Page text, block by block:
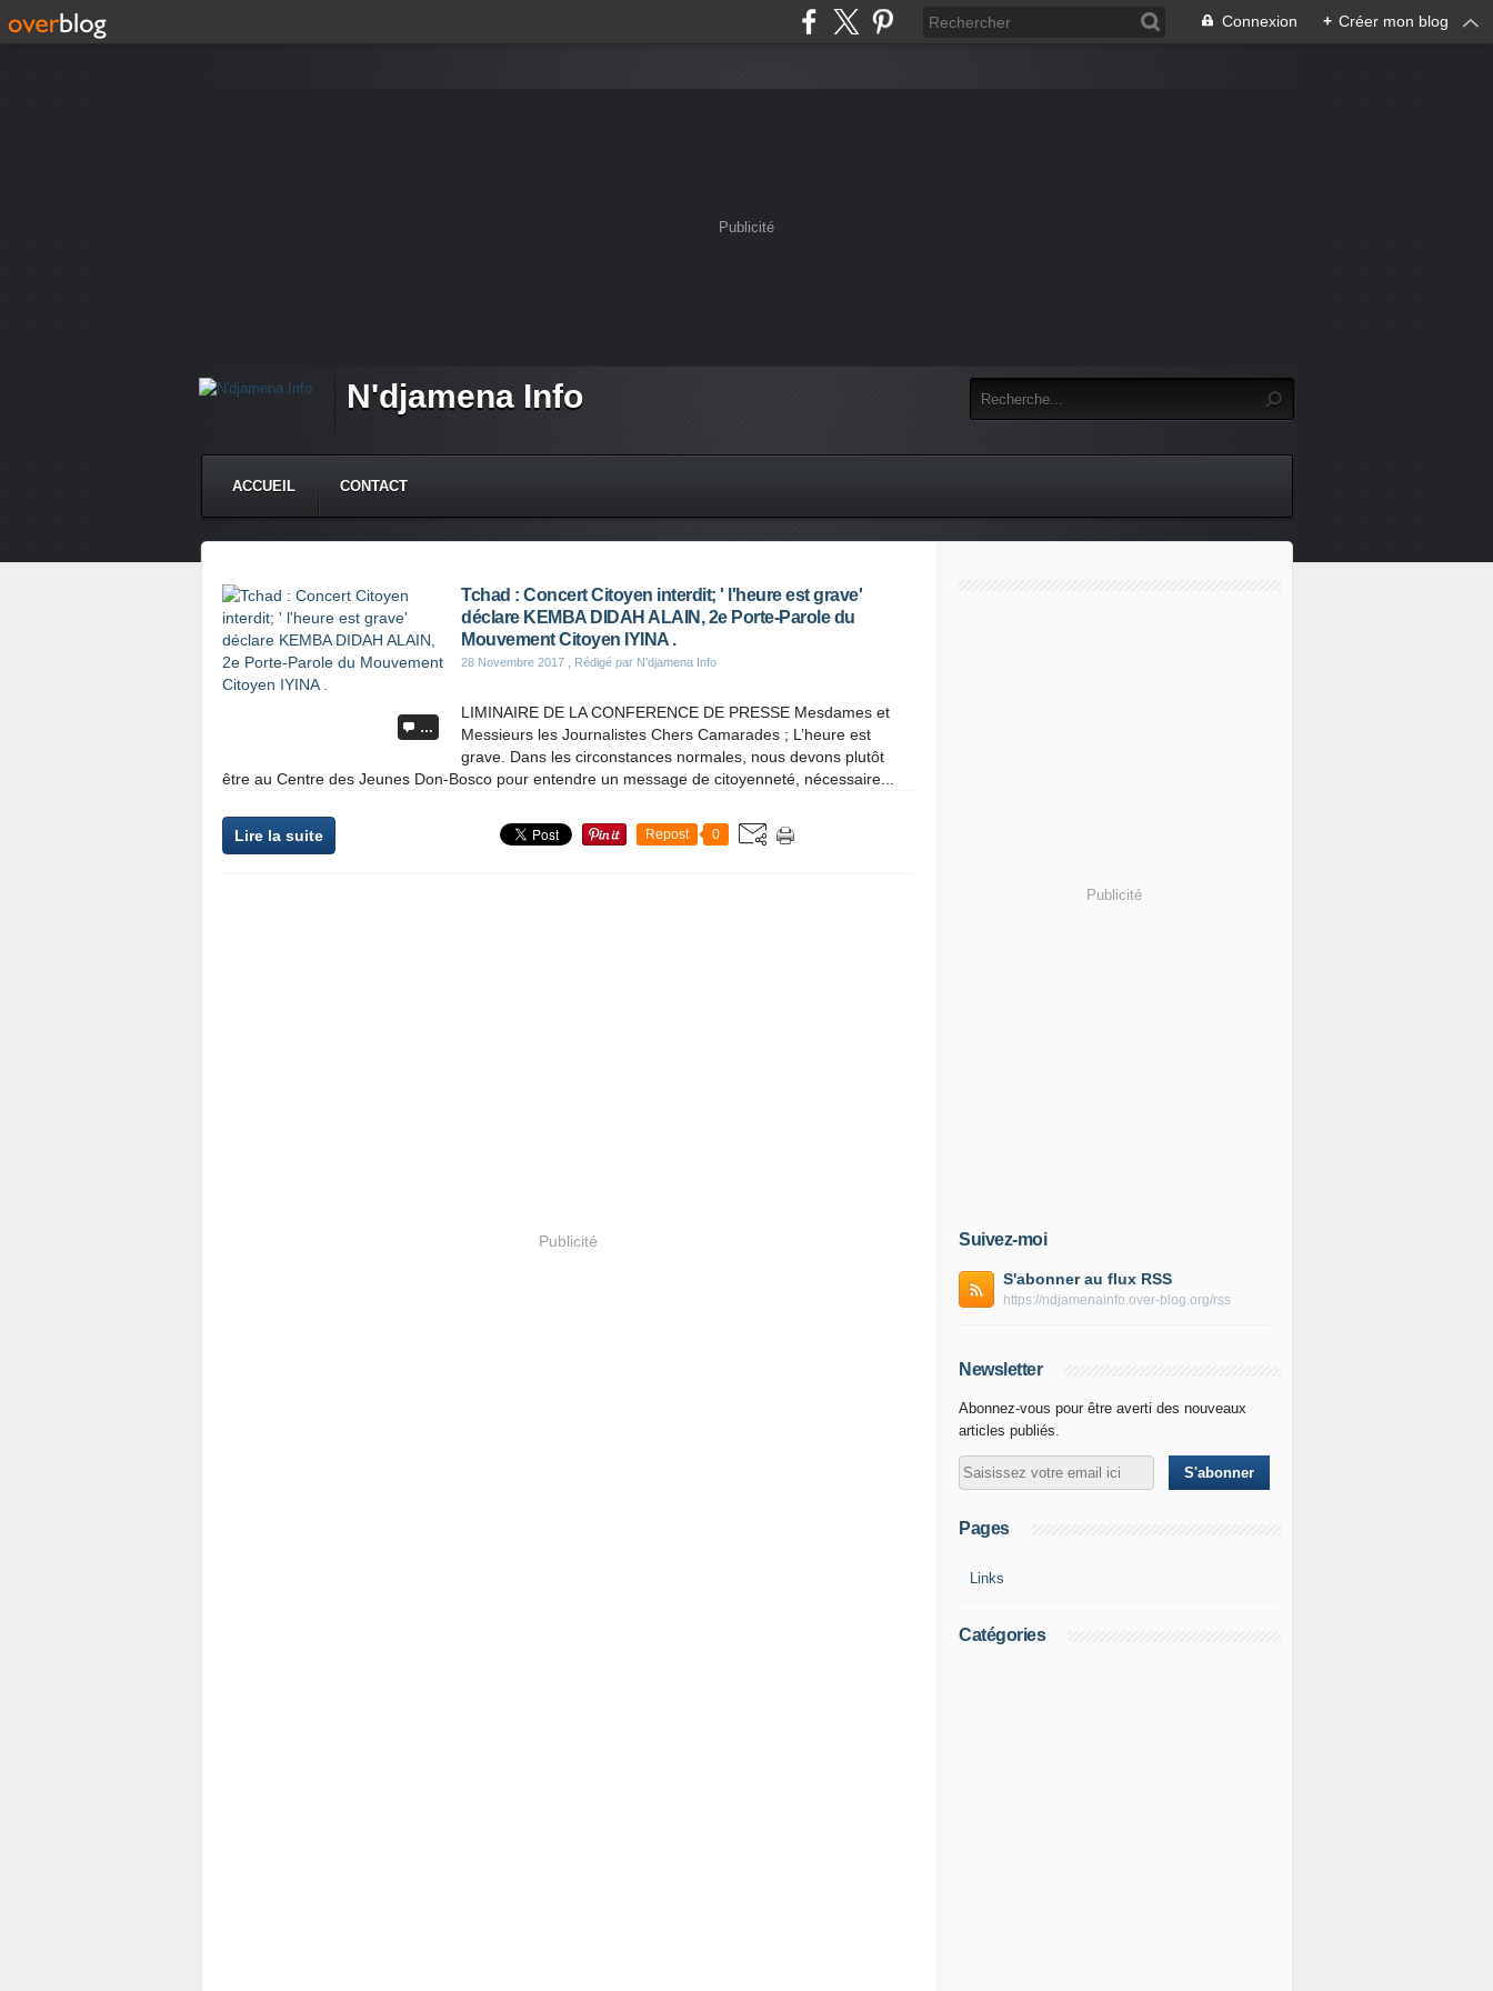
Connexion + Créer mon blog
Publicité
N'djamena Info
ACCUEIL CONTACT
…
Tchad : Concert Citoyen interdit; ' l'heure est grave'
déclare KEMBA DIDAH ALAIN, 2e Porte-Parole du
Mouvement Citoyen IYINA .
28 Novembre 2017 , Rédigé par N'djamena Info
LIMINAIRE DE LA CONFERENCE DE PRESSE Mesdames et
Messieurs les Journalistes Chers Camarades ; L’heure est
grave. Dans les circonstances normales, nous devons plutôt
être au Centre des Jeunes Don-Bosco pour entendre un message de citoyenneté, nécessaire...
Lire la suite Repost 0
Publicité
Publicité
Suivez-moi
S'abonner au flux RSS
https://ndjamenainfo.over-blog.org/rss
Newsletter
Abonnez-vous pour être averti des nouveaux
articles publiés.
Pages
Links
Catégories